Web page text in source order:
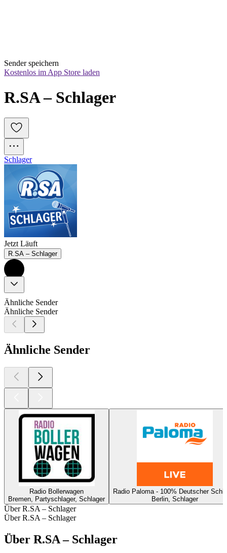
Sender speichern
Kostenlos im App Store laden
R.SA – Schlager
Schlager
Jetzt Läuft
R.SA – Schlager
Ähnliche Sender
Ähnliche Sender
Ähnliche Sender
Radio Bollerwagen
Bremen, Partyschlager, Schlager
Radio Paloma - 100% Deutscher
Berlin, Schlager
Über R.SA – Schlager
Über R.SA – Schlager
Über R.SA – Schlager